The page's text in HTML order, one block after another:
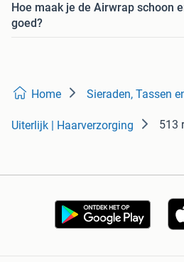
Hoe maak je de Airwrap schoon
goed?
Home Sieraden, Tassen
Uiterlijk | Haarverzorging 513